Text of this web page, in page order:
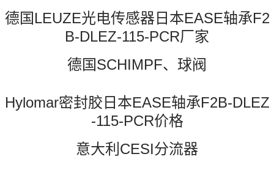
德国LEUZE光电传感器日本EASE轴承F2
B-DLEZ-115-PCR厂家
德国SCHIMPF、球阀
Hylomar密封胶日本EASE轴承F2B-DLEZ
-115-PCR价格
意大利CESI分流器